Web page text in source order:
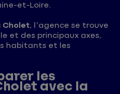
et-Loire.
Cholet, l’agence se trouve
et des principaux axes,
habitants et les
les
avec la